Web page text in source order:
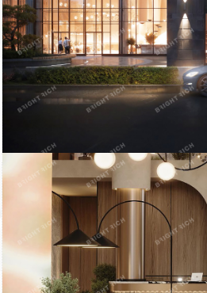
Bright Rich | CORFAC
International
Электричество: есть
Состояние ремонта: Отличное
Купить офисное помещение:
Офисное помещение 340.9 кв. м в
продажа, без комиссии.
Район: Приморский.
Характеристики:
- Класс: B +;
- Арендопригодная площадь: 53671.21;
- Кол-во мест подземного паркинга: